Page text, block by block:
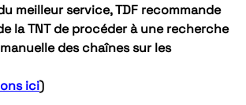
meilleur service, TDF recommande
la TNT de procéder à une recherche
des chaînes sur les
ici)